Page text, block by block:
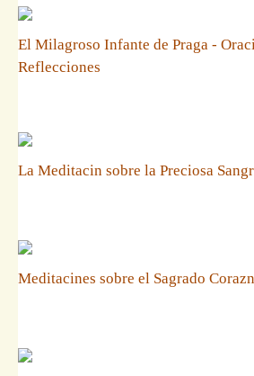
El Milagroso Infante de Praga -
Reflecciones
La Meditacin sobre la Preciosa
Meditacines sobre el Sagrado Corazn